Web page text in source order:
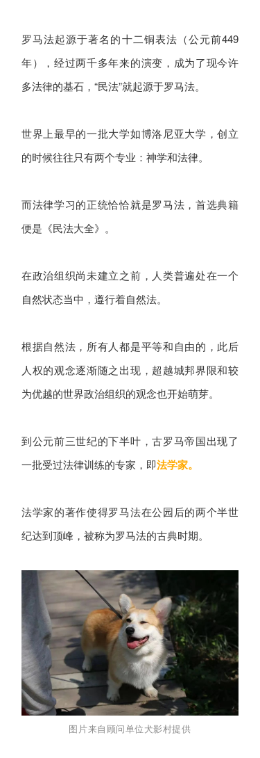
罗马法起源于著名的十二铜表法（公元前449
年），经过两千多年来的演变，成为了现今许
多法律的基石，“民法”就起源于罗马法。
世界上最早的一批大学如博洛尼亚大学，创立
的时候往往只有两个专业：神学和法律。
而法律学习的正统恰恰就是罗马法，首选典籍
便是《民法大全》。
在政治组织尚未建立之前，人类普遍处在一个
自然状态当中，遵行着自然法。
根据自然法，所有人都是平等和自由的，此后
人权的观念逐渐随之出现，超越城邦界限和较
为优越的世界政治组织的观念也开始萌芽。
到公元前三世纪的下半叶，古罗马帝国出现了
一批受过法律训练的专家，即法学家。
法学家的著作使得罗马法在公园后的两个半世
纪达到顶峰，被称为罗马法的古典时期。
图片来自顾问单位犬影村提供